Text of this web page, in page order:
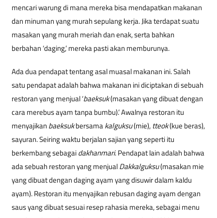
mencari warung di mana mereka bisa mendapatkan makanan
dan minuman yang murah sepulang kerja. Jika terdapat suatu
masakan yang murah meriah dan enak, serta bahkan
berbahan ‘daging,’ mereka pasti akan memburunya.
Ada dua pendapat tentang asal muasal makanan ini. Salah
satu pendapat adalah bahwa makanan ini diciptakan di sebuah
restoran yang menjual ‘baeksuk(masakan yang dibuat dengan
cara merebus ayam tanpa bumbu).’ Awalnya restoran itu
menyajikan baeksukbersamakalguksu(mie), tteok(kue beras),
sayuran. Seiring waktu berjalan sajian yang seperti itu
berkembang sebagaidakhanmari. Pendapat lain adalah bahwa
ada sebuah restoran yang menjualDakkalguksu(masakan mie
yang dibuat dengan daging ayam yang disuwir dalam kaldu
ayam). Restoran itu menyajikan rebusan daging ayam dengan
saus yang dibuat sesuai resep rahasia mereka, sebagai menu